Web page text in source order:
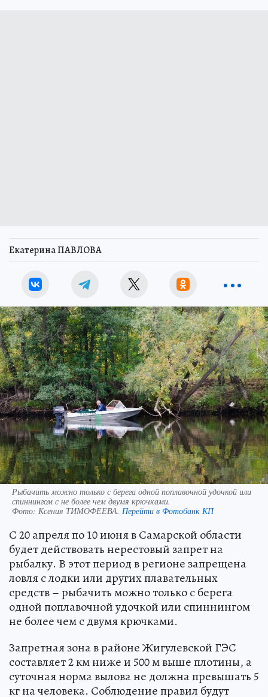
Екатерина ПАВЛОВА
Рыбачить можно только с берега одной поплавочной удочкой или
спиннингом с не более чем двумя крючками.
Фото: Ксения ТИМОФЕЕВА. Перейти в Фотобанк КП
С 20 апреля по 10 июня в Самарской области
будет действовать нерестовый запрет на
рыбалку. В этот период в регионе запрещена
ловля с лодки или других плавательных
средств – рыбачить можно только с берега
одной поплавочной удочкой или спиннингом
не более чем с двумя крючками.
Запретная зона в районе Жигулевской ГЭС
составляет 2 км ниже и 500 м выше плотины, а
суточная норма вылова не должна превышать 5
кг на человека. Соблюдение правил будут